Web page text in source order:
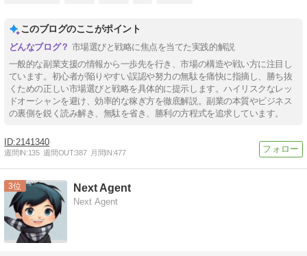
このブログのここがポイント
市場選びと戦略に焦点を当てた実践的解説
一般的な副業支援の情報から一歩先を行き、市場の構造や戦い方に注目し
ています。初心者が陥りやすい誤認や努力の無駄を痛快に指摘し、勝ち抜
くための正しい市場選びと戦略を具体的に提示します。ハイリスクなレッ
ドオーシャンを避け、効率的な稼ぎ方を徹底解説。副業の本質やビジネス
の裏側を鋭く読み解き、無駄を省き、勝利の方程式を追求しています。
2141340
週間IN:135 週間OUT:387 月間IN:477
3 Next Agent
Next Agent